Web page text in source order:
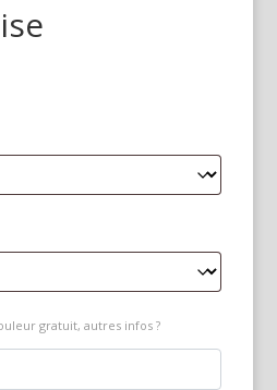
gratuit, autres infos ?